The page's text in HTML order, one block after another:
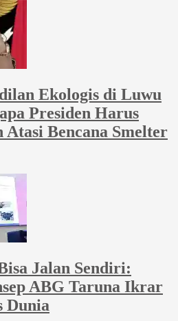
Ekologis di Luwu
Presiden Harus
Atasi Bencana Smelter
Jalan Sendiri:
ABG Taruna Ikrar
Dunia